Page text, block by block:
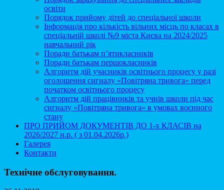
освіти
Порядок прийому дітей до спеціальної школи
Інформація про кількість вільних місць по класах в
спеціальній школі №9 міста Києва на 2024/2025
навчальний рік
Поради батькам п’ятикласників
Поради батькам першокласників
Алгоритм дій учасників освітнього процесу у разі
оголошення сигналу «Повітряна тривога» перед
початком освітнього процесу
Алгоритм дій працівників та учнів школи під час
сигналу «Повітряна тривога» в умовах воєнного
стану
ПРО ПРИЙОМ ДОКУМЕНТІВ ДО 1-х КЛАСІВ на
2026/2027 н.р. ( з 01.04.2026р.)
Галерея
Контакти
Технічне обслуговування.